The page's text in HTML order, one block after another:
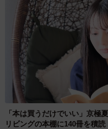
「本は買うだけでいい」京極
リビングの本棚に140冊を積